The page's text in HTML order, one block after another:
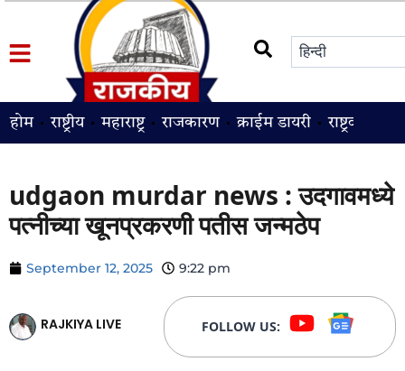
होम राष्ट्रीय महाराष्ट्र राजकारण क्राईम डायरी राष्ट्रवादी
udgaon murdar news : उदगावमध्ये
पत्नीच्या खूनप्रकरणी पतीस जन्मठेप
September 12, 2025 9:22 pm
RAJKIYA LIVE FOLLOW US: